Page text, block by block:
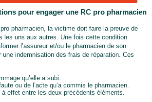
pour engager une RC pro pharmacien
pharmacien, la victime doit faire la preuve de
les uns aux autres. Une fois cette condition
l’assureur et/ou le pharmacien de son
une indemnisation des frais de réparation. Ces
qu’elle a subi.
ou de l’acte qu’a commis le pharmacien.
à effet entre les deux précédents éléments.